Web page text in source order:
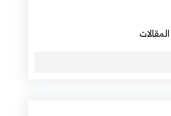
المقالات